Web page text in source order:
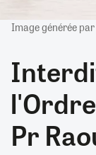
Image générée
Pr